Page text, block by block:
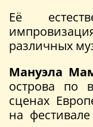
Её
различных
Мануэла
острова по
сценах
на